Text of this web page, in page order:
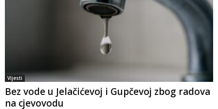
Vijesti
Bez vode u Jelačićevoj i Gupčevoj zbog radova
na cjevovodu